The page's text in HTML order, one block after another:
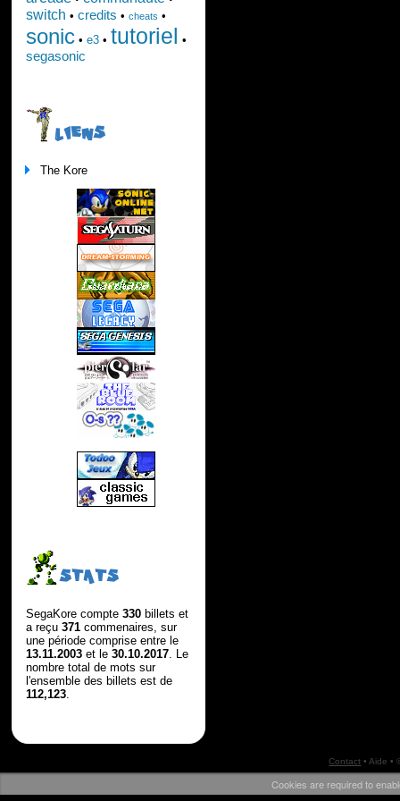
switch • credits • cheats •
sonic• e3• tutoriel •
segasonic
LIENS
The Kore
STATS
SegaKore compte 330billets et
a reçu 371commenaires, sur
une période comprise entre le
13.11.2003et le 30.10.2017. Le
nombre total de mots sur
l'ensemble des billets est de
112,123.
Contact •Aide •
Cookies are required to